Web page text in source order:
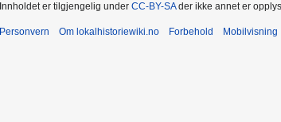
Innholdet er tilgjengelig under CC-BY-SAder ikke annet er
Personvern Om lokalhistoriewiki.no Forbehold Mobilvisning